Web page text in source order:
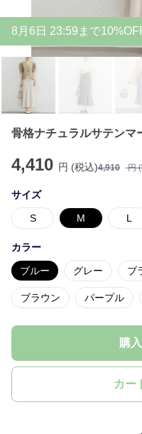
8 月 6 日 23:59まで
骨格ナチュラルサテンマ
4,410 円 (税込)4,910 円 (
サイズ
S M L
カラー
ブルー グレー ブ
ブラウン パープル
購
カー